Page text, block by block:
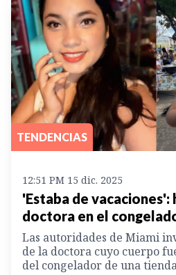
TENDENCIAS
12:51 PM 15 dic. 2025
'Estaba de vacaciones':
doctora en el
Las autoridades de Miami
de la doctora cuyo cuerpo
del congelador de una